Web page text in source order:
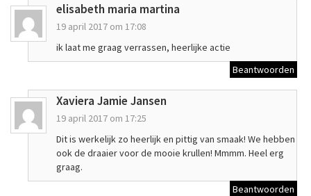
elisabeth maria martina
19 april 2017 om 17:08
ik laat me graag verrassen, heerlijke actie
Beantwoorden
Xaviera Jamie Jansen
19 april 2017 om 17:25
Dit is werkelijk zo heerlijk en pittig van smaak! We hebben
ook de draaier voor de mooie krullen! Mmmm. Heel erg
graag.
Beantwoorden